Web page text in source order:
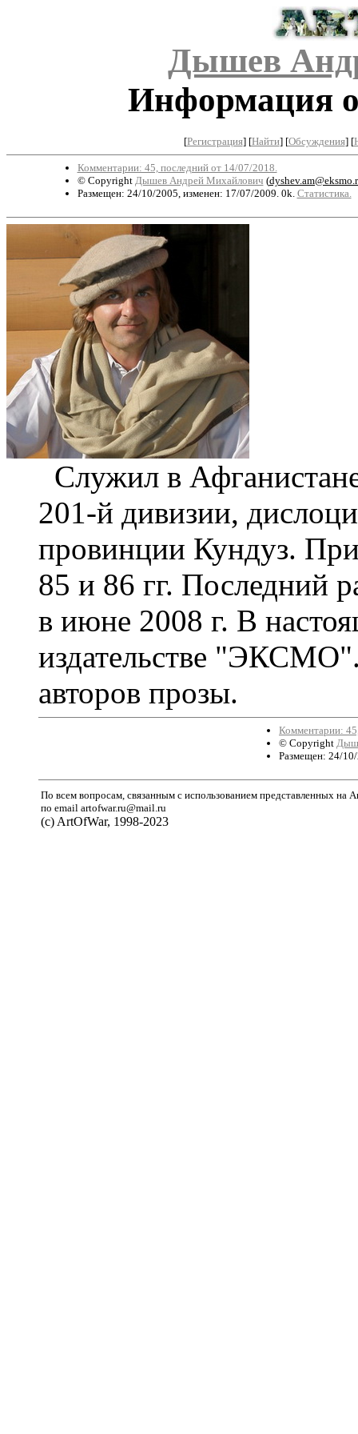
Дышев
Информация о
[Регистрация] [Найти] [Обсуждения] [
Комментарии: 45, последний от 14/07/2018.
© Copyright Дышев Андрей Михайлович (
Размещен: 24/10/2005, изменен: 17/07/2009. 0k. Статистика.
Служил в
201-й дивизии,
провинции Кундуз.
85 и 86 гг. Последний
в июне 2008 г. В
издательстве
авторов прозы.
Комментарии:
© Copyright
Размещен: 24/
По всем вопросам, связанным с использованием представленных на
по email artofwar.ru@mail.ru
(с) ArtOfWar, 1998-2023